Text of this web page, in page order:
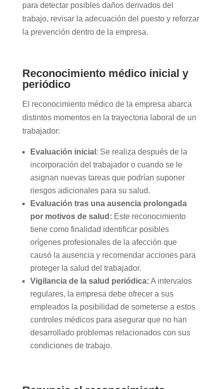
para detectar posibles daños derivados del
trabajo, revisar la adecuación del puesto y reforzar
la prevención dentro de la empresa.
Reconocimiento médico inicial y
periódico
El reconocimiento médico de la empresa abarca
distintos momentos en la trayectoria laboral de un
trabajador:
Evaluación inicial : Se realiza después de la
incorporación del trabajador o cuando se le
asignan nuevas tareas que podrían suponer
riesgos adicionales para su salud.
Evaluación tras una ausencia prolongada
por motivos de salud: Este reconocimiento
tiene como finalidad identificar posibles
orígenes profesionales de la afección que
causó la ausencia y recomendar acciones para
proteger la salud del trabajador.
Vigilancia de la salud periódica: A intervalos
regulares, la empresa debe ofrecer a sus
empleados la posibilidad de someterse a estos
controles médicos para asegurar que no han
desarrollado problemas relacionados con sus
condiciones de trabajo.